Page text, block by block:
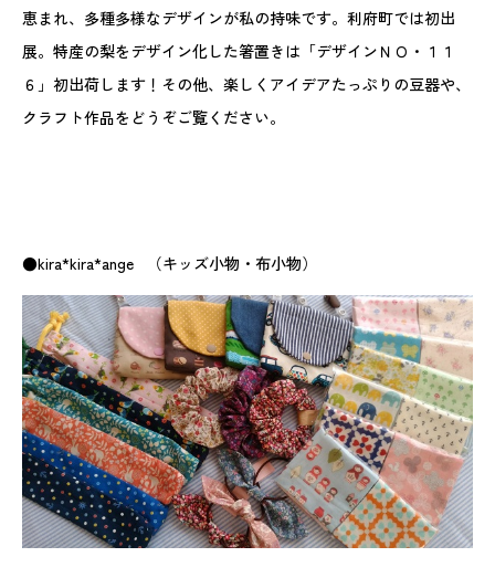
恵まれ、多種多様なデザインが私の持味です。利府町では初出
展。特産の梨をデザイン化した箸置きは「デザインＮＯ・１１
６」初出荷します！その他、楽しくアイデアたっぷりの豆器や、
クラフト作品をどうぞご覧ください。
●kira*kira*ange （キッズ小物・布小物）